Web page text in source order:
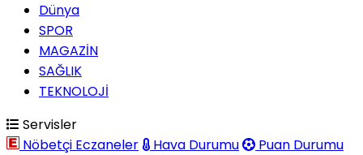
Dünya
SPOR
MAGAZİN
SAĞLIK
TEKNOLOJİ
Servisler
Nöbetçi Eczaneler
Hava Durumu
Puan Durumu